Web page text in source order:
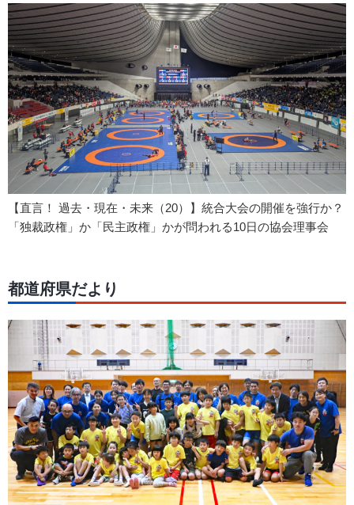
【直言！ 過去・現在・未来（20）】統合大会の開催を強行か？
「独裁政権」か「民主政権」かが問われる10日の協会理事会
都道府県だより